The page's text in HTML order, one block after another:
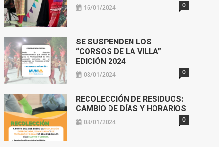
16/01/2024 0
SE SUSPENDEN LOS
“CORSOS DE LA VILLA”
EDICIÓN 2024
08/01/2024 0
RECOLECCIÓN DE RESIDUOS:
CAMBIO DE DÍAS Y HORARIOS
08/01/2024 0